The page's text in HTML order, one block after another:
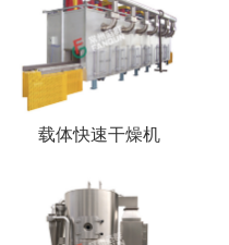
载体快速干燥机